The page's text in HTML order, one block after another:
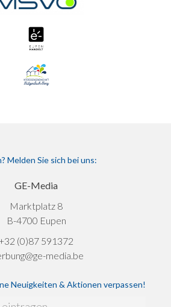
Melden Sie sich bei uns:
GE-Media
Marktplatz 8
B-4700 Eupen
(0)87 591372
media.be
Neuigkeiten & Aktionen verpassen!